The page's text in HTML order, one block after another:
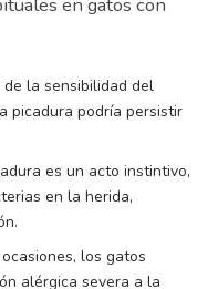
de la sensibilidad del
picadura podría persistir
es un acto instintivo,
en la herida,
los gatos
alérgica severa a la